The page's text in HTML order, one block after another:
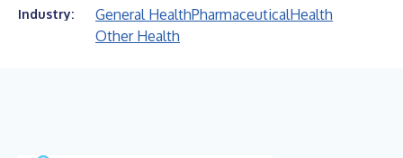
Industry: General HealthPharmaceuticalHealth
Other Health